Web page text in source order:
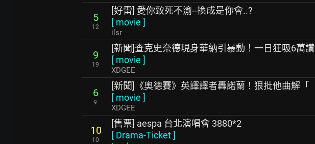
5
12
[好雷] 愛你致死不渝--換成是你會..?
[ movie ]
ilsr
9
19
[新聞]查克史奈德現身華納引暴動！一日狂吸6萬讚
[ movie ]
XDGEE
6
9
[新聞]《奧德賽》英譯譯者轟諾蘭！狠批他曲解「
[ movie ]
XDGEE
10
10
[售票] aespa 台北演唱會 3880*2
[ Drama-Ticket]